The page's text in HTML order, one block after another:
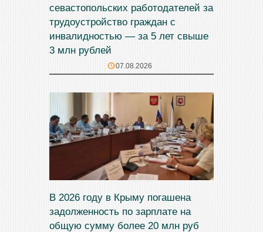
севастопольских работодателей за
трудоустройство граждан с
инвалидностью — за 5 лет свыше
3 млн рублей
07.08.2026
В 2026 году в Крыму погашена
задолженность по зарплате на
общую сумму более 20 млн руб